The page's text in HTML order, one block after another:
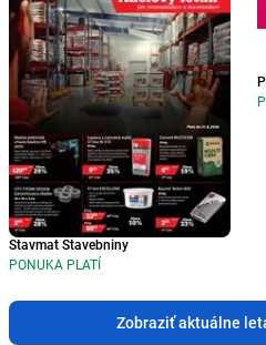
Stavmat Stavebniny
PONUKA PLATÍ
Zobraziť aktuálne